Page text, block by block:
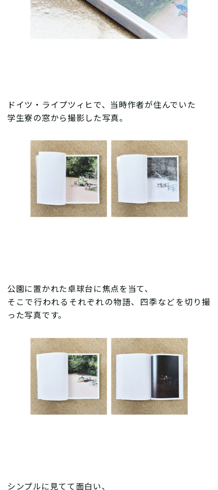
ドイツ・ライプツィヒで、当時作者が住んでいた
学生寮の窓から撮影した写真。
公園に置かれた卓球台に焦点を当て、
そこで行われるそれぞれの物語、四季などを切り撮
った写真です。
シンプルに見てて面白い、